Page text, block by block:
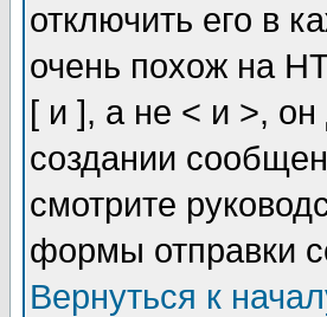
отключить его в
очень похож на
[ и ], а не < и >,
создании
смотрите
формы отправки
Вернуться к